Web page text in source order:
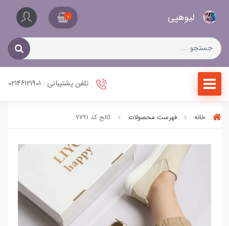
لیو‌هپی 0
تلفن پشتیبانی : 02146121901
خانه فهرست محصولات کالج کد 7791